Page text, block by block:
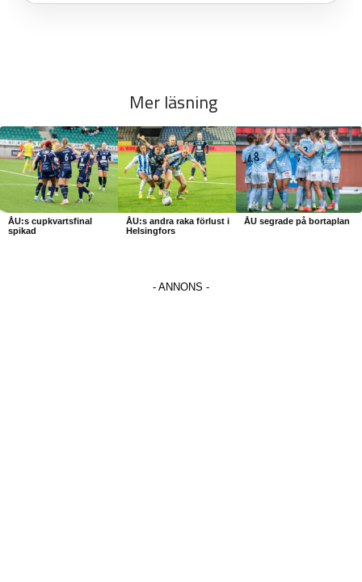
Mer läsning
ÅU:s cupkvartsfinal
spikad
ÅU:s andra raka förlust i
Helsingfors
ÅU segrade på bortaplan